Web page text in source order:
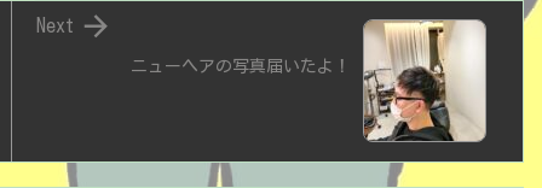
ニューヘアの写真届いたよ！

Next